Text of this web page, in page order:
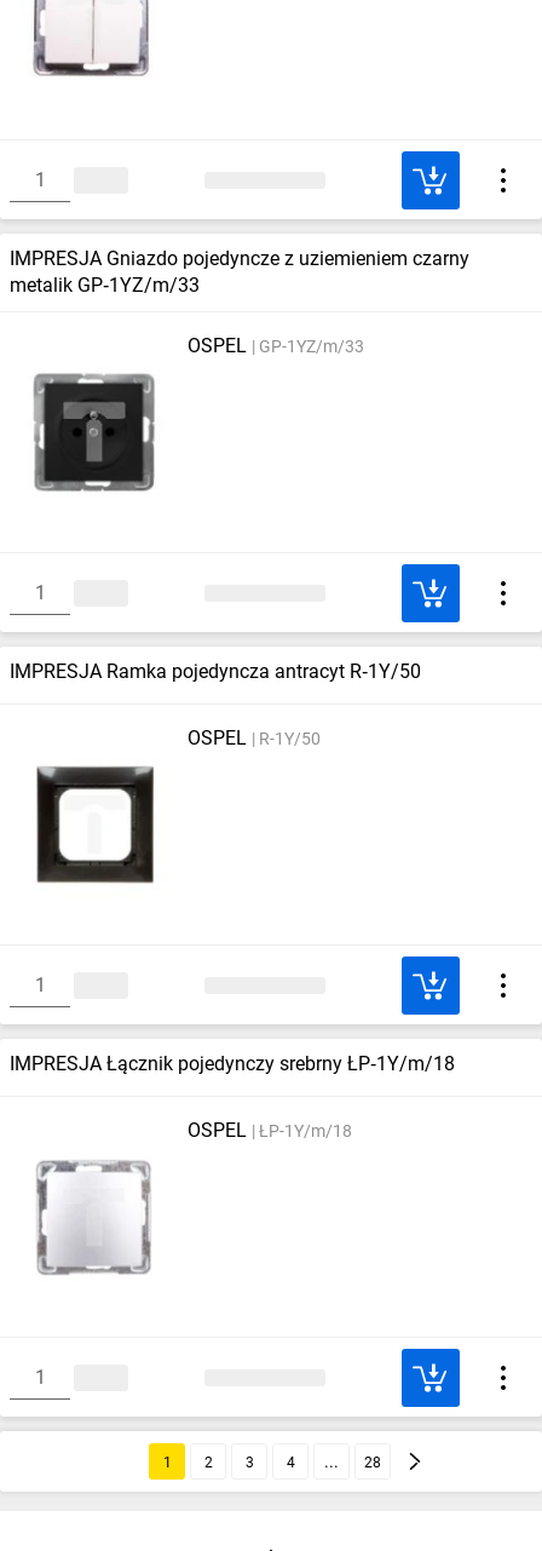
IMPRESJA Gniazdo pojedyncze z uziemieniem czarny
metalik GP‑1YZ/m/33
OSPEL GP-1YZ/m/33
IMPRESJA Ramka pojedyncza antracyt R‑1Y/50
OSPEL R-1Y/50
IMPRESJA Łącznik pojedynczy srebrny ŁP‑1Y/m/18
OSPEL ŁP-1Y/m/18
1 2 3 4 28